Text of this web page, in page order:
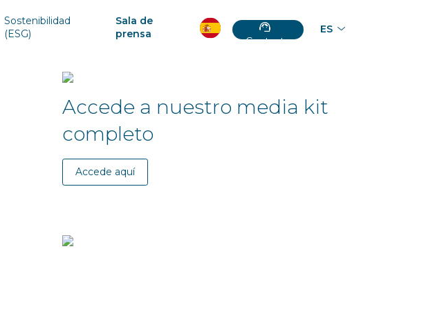
Sostenibilidad
(ESG)
Sala de
prensa
Contacto
ES
Accede a nuestro media kit
completo
Accede aquí